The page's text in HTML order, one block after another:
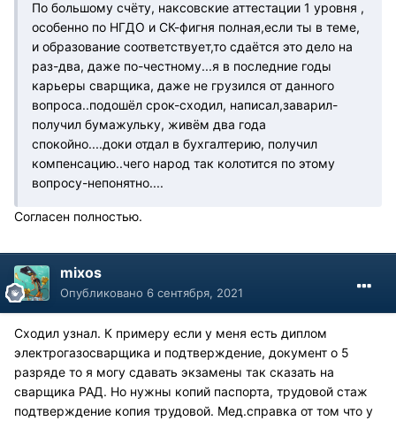
По большому счёту, наксовские аттестации 1 уровня ,
особенно по НГДО и СК-фигня полная,если ты в теме,
и образование соответствует,то сдаётся это дело на
раз-два, даже по-честному...я в последние годы
карьеры сварщика, даже не грузился от данного
вопроса..подошёл срок-сходил, написал,заварил-
получил бумажульку, живём два года
спокойно....доки отдал в бухгалтерию, получил
компенсацию..чего народ так колотится по этому
вопросу-непонятно....
Согласен полностью.
mixos
Опубликовано 6 сентября, 2021
Сходил узнал. К примеру если у меня есть диплом
электрогазосварщика и подтверждение, документ о 5
разряде то я могу сдавать экзамены так сказать на
сварщика РАД. Но нужны копий паспорта, трудовой стаж
подтверждение копия трудовой. Мед.справка от том что у